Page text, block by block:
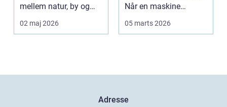
mellem natur, by og
mennesker. Opgaven
er at forme d...
02 maj 2026
Når en maskine
fungerer som den...
05 marts 2026
Adresse